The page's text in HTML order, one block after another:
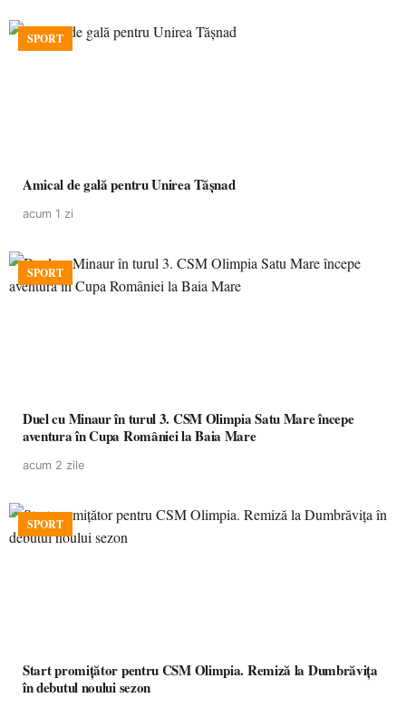
SPORT
Amical de gală pentru Unirea Tășnad
acum 1 zi
SPORT
Duel cu Minaur în turul 3. CSM Olimpia Satu Mare începe
aventura în Cupa României la Baia Mare
acum 2 zile
SPORT
Start promițător pentru CSM Olimpia. Remiză la Dumbrăvița
în debutul noului sezon